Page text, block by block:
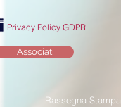
Privacy Policy GDPR
Associati
Rassegna Stampa